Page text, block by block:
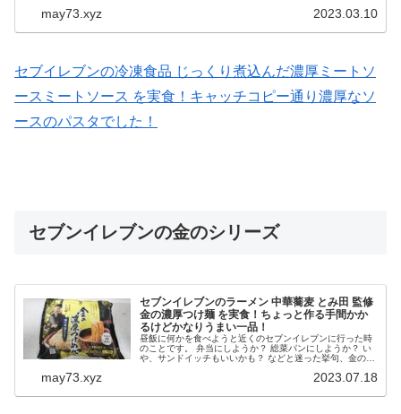
may73.xyz 2023.03.10
セブイレブンの冷凍食品 じっくり煮込んだ濃厚ミートソ
ースミートソース を実食！キャッチコピー通り濃厚なソ
ースのパスタでした！
セブンイレブンの金のシリーズ
セブンイレブンのラーメン 中華蕎麦 とみ田 監修
金の濃厚つけ麺 を実食！ちょっと作る手間かか
るけどかなりうまい一品！
昼飯に何かを食べようと近くのセブンイレブンに行った時
のことです。 弁当にしようか？ 総菜パンにしようか？ い
や、サンドイッチもいいかも？ などと迷った挙句、金のシ
may73.xyz 2023.07.18